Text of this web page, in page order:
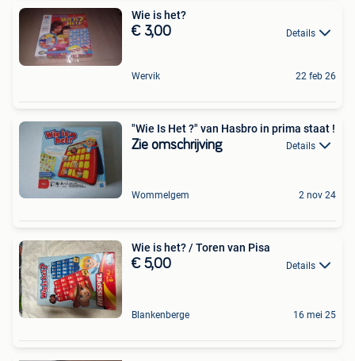
Wie is het?
€ 3,00 Details
Wervik 22 feb 26
"Wie Is Het ?" van Hasbro in prima staat !
Zie omschrijving Details
Wommelgem 2 nov 24
Wie is het? / Toren van Pisa
€ 5,00 Details
Blankenberge 16 mei 25